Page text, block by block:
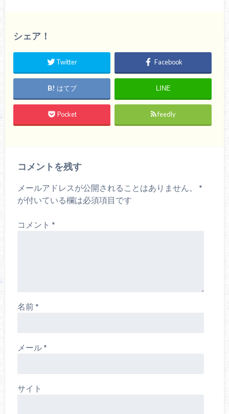
シェア！
Twitter Facebook
はてブ LINE
Pocket feedly
コメントを残す
メールアドレスが公開されることはありません。
*
が付いている欄は必須項目です
コメント *
名前*
メール*
サイト